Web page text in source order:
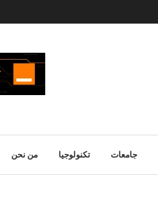
جامعات تكنولوجيا من نحن